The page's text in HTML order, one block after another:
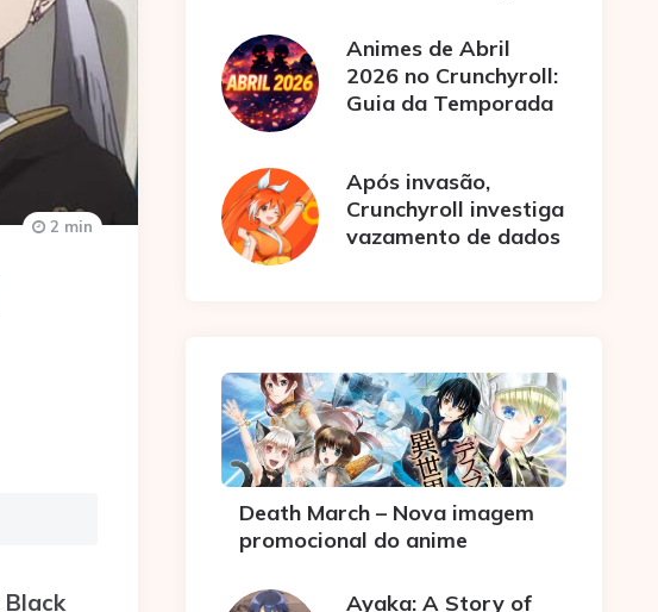
2 min
Black
Animes de Abril
2026 no Crunchyroll:
Guia da Temporada
Após invasão,
Crunchyroll investiga
vazamento de dados
Death March – Nova imagem
promocional do anime
Ayaka: A Story of